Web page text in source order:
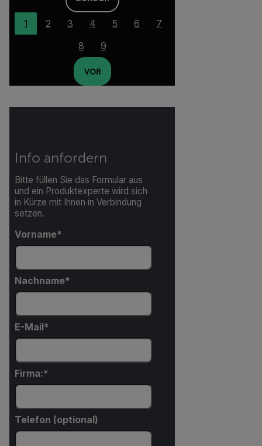
1 2 3 4 5 6
7
8
9
VOR
Info anfordern
Bitte füllen Sie das Formular aus
und ein Produktexperte wird sich
in Kürze mit Ihnen in Verbindung
setzen.
Vorname
Nachname
E-Mail
Firma:
Telefon (optional)